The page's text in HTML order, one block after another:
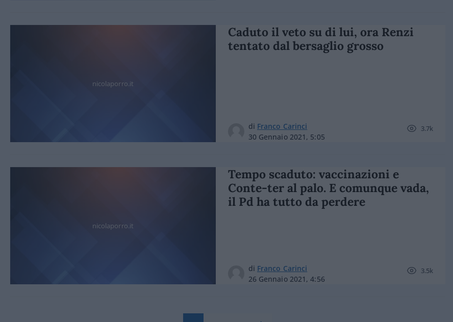
nicolaporro.it
Caduto il veto su di lui, ora Renzi
tentato dal bersaglio grosso
di Franco Carinci
30 Gennaio 2021, 5:05
3.7k
nicolaporro.it
Tempo scaduto: vaccinazioni e
Conte-ter al palo. E comunque vada,
il Pd ha tutto da perdere
di Franco Carinci
26 Gennaio 2021, 4:56
3.5k